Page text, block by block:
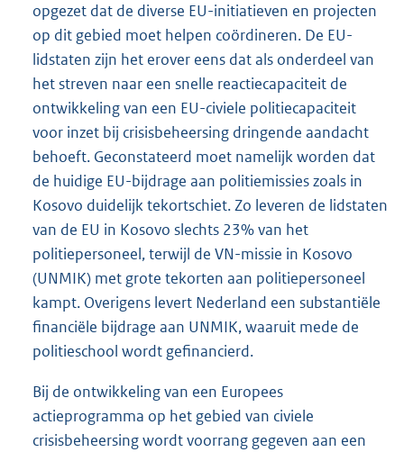
opgezet dat de diverse EU-initiatieven en projecten
op dit gebied moet helpen coördineren. De EU-
lidstaten zijn het erover eens dat als onderdeel van
het streven naar een snelle reactiecapaciteit de
ontwikkeling van een EU-civiele politiecapaciteit
voor inzet bij crisisbeheersing dringende aandacht
behoeft. Geconstateerd moet namelijk worden dat
de huidige EU-bijdrage aan politiemissies zoals in
Kosovo duidelijk tekortschiet. Zo leveren de lidstaten
van de EU in Kosovo slechts 23% van het
politiepersoneel, terwijl de VN-missie in Kosovo
(UNMIK) met grote tekorten aan politiepersoneel
kampt. Overigens levert Nederland een substantiële
financiële bijdrage aan UNMIK, waaruit mede de
politieschool wordt gefinancierd.
Bij de ontwikkeling van een Europees
actieprogramma op het gebied van civiele
crisisbeheersing wordt voorrang gegeven aan een